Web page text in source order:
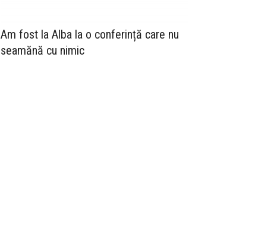
Am fost la Alba la o conferință care nu
seamănă cu nimic